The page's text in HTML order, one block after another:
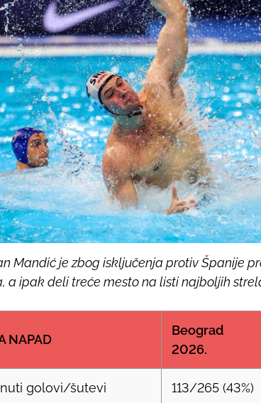
Mandić je zbog isključenja protiv Španije
a ipak deli treće mesto na listi najboljih
NAPAD
Beograd
2026.
golovi/šutevi 113/265 (43%)